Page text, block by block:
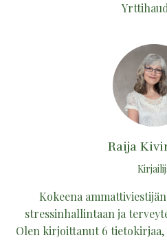
Raija
Kokeena
stressinhallintaan ja
Olen kirjoittanut 6